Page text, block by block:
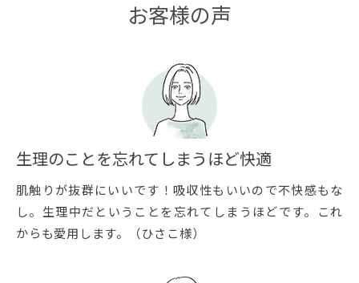
お客様の声
生理のことを忘れてしまうほど快適
肌触りが抜群にいいです！吸収性もいいので不快感もな
し。生理中だということを忘れてしまうほどです。これ
からも愛用します。（ひさこ様）